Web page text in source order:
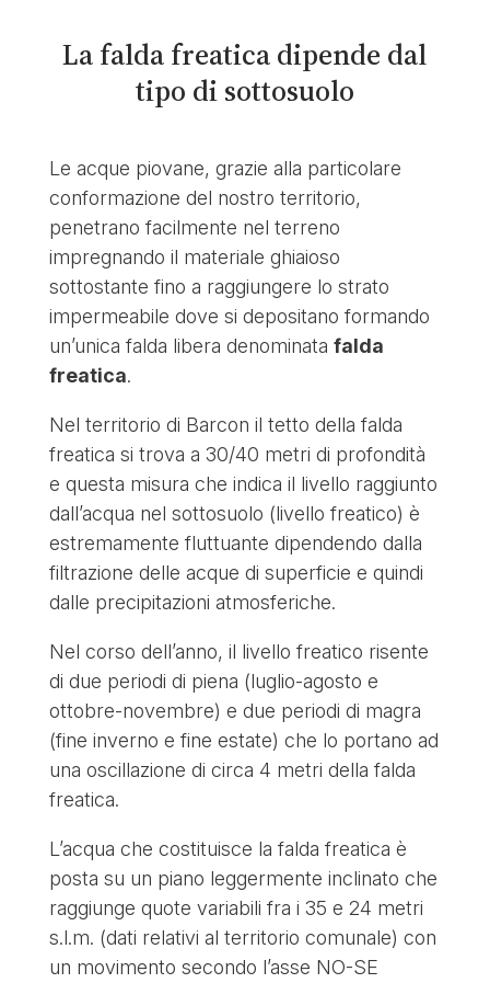
La falda freatica dipende dal
tipo di sottosuolo
Le acque piovane, grazie alla particolare
conformazione del nostro territorio,
penetrano facilmente nel terreno
impregnando il materiale ghiaioso
sottostante fino a raggiungere lo strato
impermeabile dove si depositano formando
un’unica falda libera denominata falda
freatica.
Nel territorio di Barcon il tetto della falda
freatica si trova a 30/40 metri di profondità
e questa misura che indica il livello raggiunto
dall’acqua nel sottosuolo (livello freatico) è
estremamente fluttuante dipendendo dalla
filtrazione delle acque di superficie e quindi
dalle precipitazioni atmosferiche.
Nel corso dell’anno, il livello freatico risente
di due periodi di piena (luglio-agosto e
ottobre-novembre) e due periodi di magra
(fine inverno e fine estate) che lo portano ad
una oscillazione di circa 4 metri della falda
freatica.
L’acqua che costituisce la falda freatica è
posta su un piano leggermente inclinato che
raggiunge quote variabili fra i 35 e 24 metri
s.l.m. (dati relativi al territorio comunale) con
un movimento secondo l’asse NO-SE